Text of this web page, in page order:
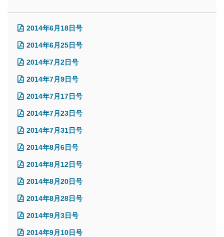
2014年6月18日号
2014年6月25日号
2014年7月2日号
2014年7月9日号
2014年7月17日号
2014年7月23日号
2014年7月31日号
2014年8月6日号
2014年8月12日号
2014年8月20日号
2014年8月28日号
2014年9月3日号
2014年9月10日号